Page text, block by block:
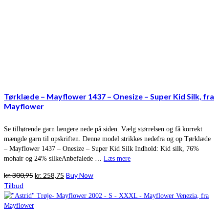
Tørklæde – Mayflower 1437 – Onesize – Super Kid Silk, fra
Mayflower
Se tilhørende garn længere nede på siden. Vælg størrelsen og få korrekt
mængde garn til opskriften. Denne model strikkes nedefra og op Tørklæde
– Mayflower 1437 – Onesize – Super Kid Silk Indhold: Kid silk, 76%
mohair og 24% silkeAnbefalede … Læs mere
kr.300,95Den
pris
kr. 258,75 Den
pris
Buy Now
Tilbud